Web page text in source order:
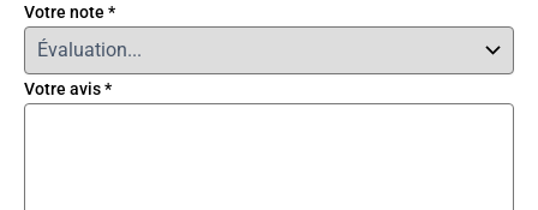
Votre note *
Votre avis*